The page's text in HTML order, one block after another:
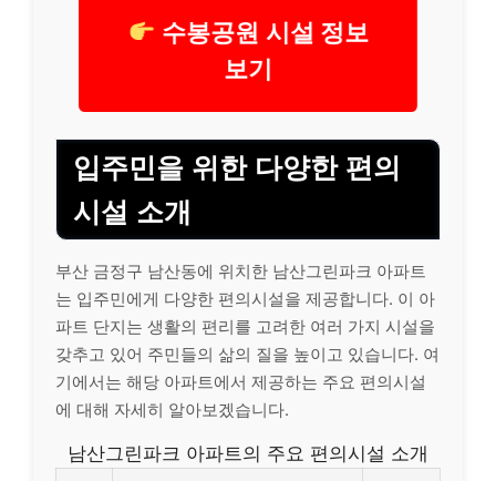
수봉공원 시설 정보
보기
입주민을 위한 다양한 편의
시설 소개
부산 금정구 남산동에 위치한 남산그린파크 아파트
는 입주민에게 다양한 편의시설을 제공합니다. 이 아
파트 단지는 생활의 편리를 고려한 여러 가지 시설을
갖추고 있어 주민들의 삶의 질을 높이고 있습니다. 여
기에서는 해당 아파트에서 제공하는 주요 편의시설
에 대해 자세히 알아보겠습니다.
남산그린파크 아파트의 주요 편의시설 소개